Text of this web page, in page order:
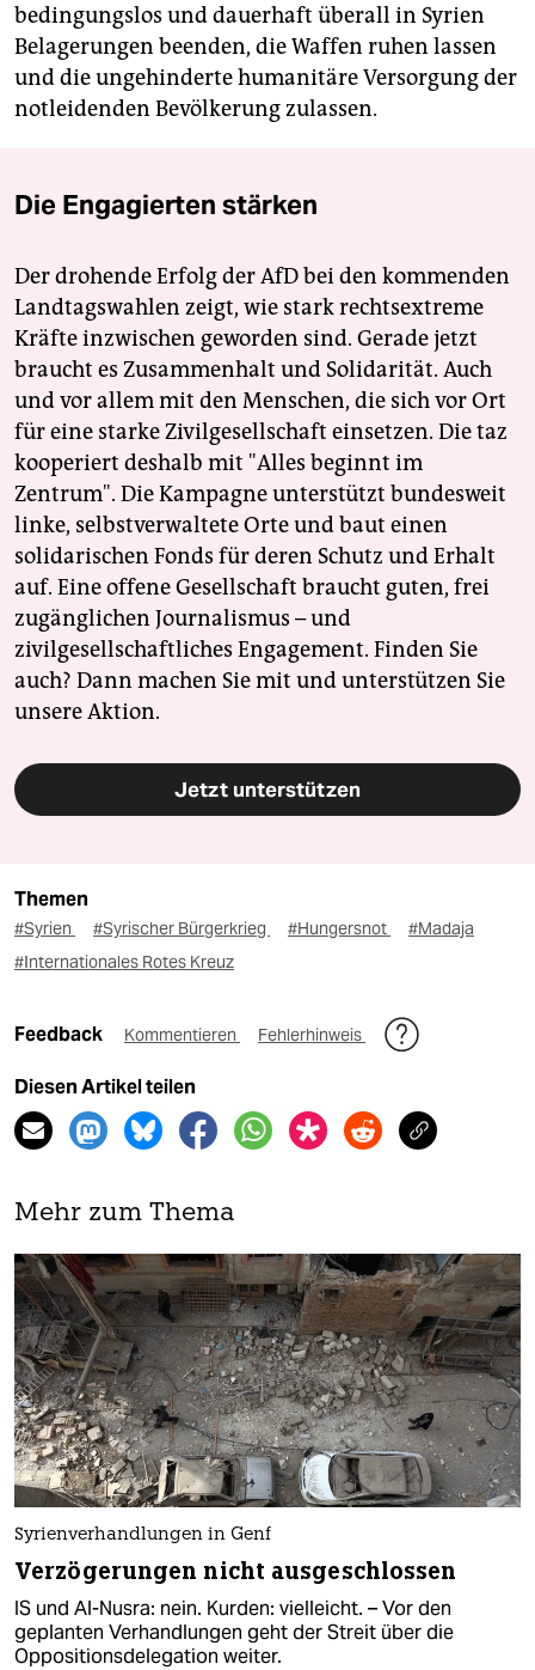
bedingungslos und dauerhaft überall in Syrien
Belagerungen beenden, die Waffen ruhen lassen
und die ungehinderte humanitäre Versorgung der
notleidenden Bevölkerung zulassen.
Die Engagierten stärken
Der drohende Erfolg der AfD bei den kommenden
Landtagswahlen zeigt, wie stark rechtsextreme
Kräfte inzwischen geworden sind. Gerade jetzt
braucht es Zusammenhalt und Solidarität. Auch
und vor allem mit den Menschen, die sich vor Ort
für eine starke Zivilgesellschaft einsetzen. Die taz
kooperiert deshalb mit "Alles beginnt im
Zentrum". Die Kampagne unterstützt bundesweit
linke, selbstverwaltete Orte und baut einen
solidarischen Fonds für deren Schutz und Erhalt
auf. Eine offene Gesellschaft braucht guten, frei
zugänglichen Journalismus – und
zivilgesellschaftliches Engagement. Finden Sie
auch? Dann machen Sie mit und unterstützen Sie
unsere Aktion.
Jetzt unterstützen
Themen
#Syrien #Syrischer Bürgerkrieg #Hungersnot
#Madaja
#Internationales Rotes Kreuz
Feedback Kommentieren Fehlerhinweis
Diesen Artikel teilen
Mehr zum Thema
Syrienverhandlungen in Genf
Verzögerungen nicht ausgeschlossen
IS und Al-Nusra: nein. Kurden: vielleicht. – Vor den
geplanten Verhandlungen geht der Streit über die
Oppositionsdelegation weiter.